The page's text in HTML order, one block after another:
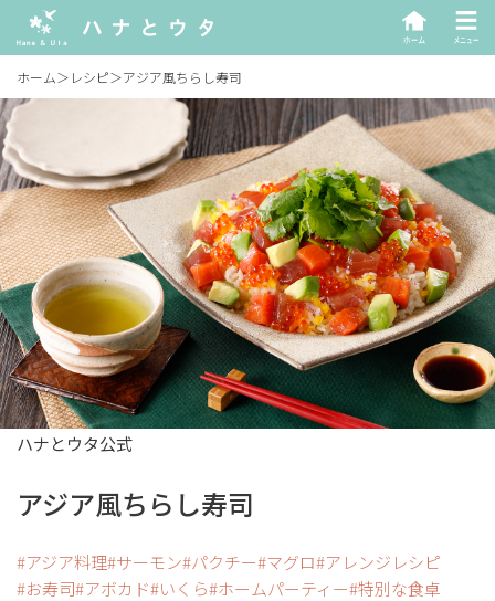
ホーム＞ レシピ＞アジア風ちらし寿司
ハナとウタ公式
アジア風ちらし寿司
アジア料理 サーモン パクチー マグロ アレンジレシピ
お寿司 アボカド いくら ホームパーティー 特別な食卓